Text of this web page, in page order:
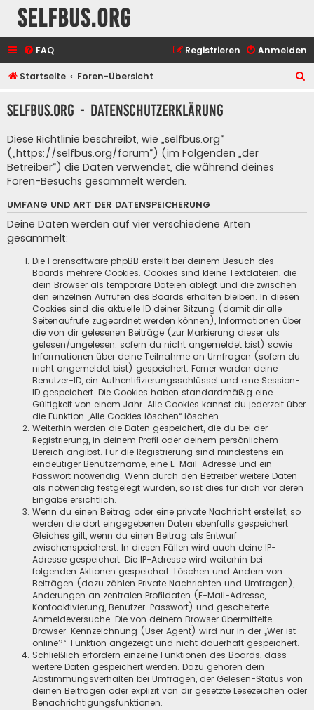
selfbus.org
FAQ Anmelden
Registrieren
Startseite Foren-Übersicht
h
selfbus.org - Datenschutzerklärung
Diese Richtlinie beschreibt, wie „selfbus.org“
(„https://selfbus.org/forum“) (im Folgenden „der
Betreiber“) die Daten verwendet, die während deines
Foren-Besuchs gesammelt werden.
UMFANG UND ART DER DATENSPEICHERUNG
Deine Daten werden auf vier verschiedene Arten
gesammelt:
Die Forensoftware phpBB erstellt bei deinem Besuch des
Boards mehrere Cookies. Cookies sind kleine Textdateien, die
dein Browser als temporäre Dateien ablegt und die zwischen
den einzelnen Aufrufen des Boards erhalten bleiben. In diesen
Cookies sind die aktuelle ID deiner Sitzung (damit dir alle
Seitenaufrufe zugeordnet werden können), Informationen über
die von dir gelesenen Beiträge (zur Markierung dieser als
gelesen/ungelesen; sofern du nicht angemeldet bist) sowie
Informationen über deine Teilnahme an Umfragen (sofern du
nicht angemeldet bist) gespeichert. Ferner werden deine
Benutzer-ID, ein Authentifizierungsschlüssel und eine Session-
ID gespeichert. Die Cookies haben standardmäßig eine
Gültigkeit von einem Jahr. Alle Cookies kannst du jederzeit über
die Funktion „Alle Cookies löschen“ löschen.
Weiterhin werden die Daten gespeichert, die du bei der
Registrierung, in deinem Profil oder deinem persönlichem
Bereich angibst. Für die Registrierung sind mindestens ein
eindeutiger Benutzername, eine E-Mail-Adresse und ein
Passwort notwendig. Wenn durch den Betreiber weitere Daten
als notwendig festgelegt wurden, so ist dies für dich vor deren
Eingabe ersichtlich.
Wenn du einen Beitrag oder eine private Nachricht erstellst, so
werden die dort eingegebenen Daten ebenfalls gespeichert.
Gleiches gilt, wenn du einen Beitrag als Entwurf
zwischenspeicherst. In diesen Fällen wird auch deine IP-
Adresse gespeichert. Die IP-Adresse wird weiterhin bei
folgenden Aktionen gespeichert: Löschen und Ändern von
Beiträgen (dazu zählen Private Nachrichten und Umfragen),
Änderungen an zentralen Profildaten (E-Mail-Adresse,
Kontoaktivierung, Benutzer-Passwort) und gescheiterte
Anmeldeversuche. Die von deinem Browser übermittelte
Browser-Kennzeichnung (User Agent) wird nur in der „Wer ist
online?“-Funktion angezeigt und nicht dauerhaft gespeichert.
Schließlich erfordern einzelne Funktionen des Boards, dass
weitere Daten gespeichert werden. Dazu gehören dein
Abstimmungsverhalten bei Umfragen, der Gelesen-Status von
deinen Beiträgen oder explizit von dir gesetzte Lesezeichen oder
Benachrichtigungsfunktionen.